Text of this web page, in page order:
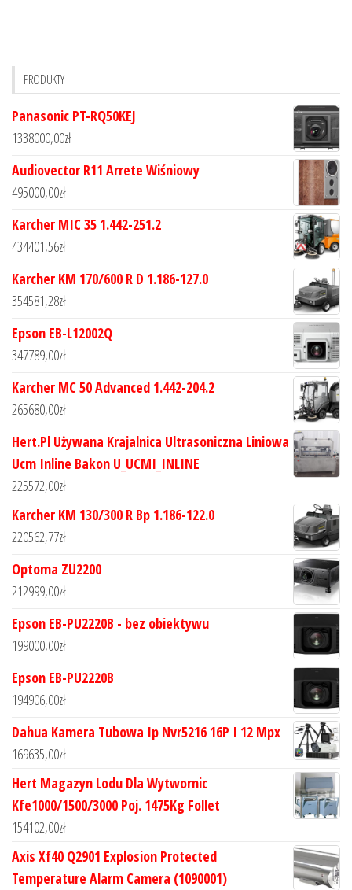
PRODUKTY
Panasonic PT-RQ50KEJ
1338000,00zł
Audiovector R11 Arrete Wiśniowy
495000,00zł
Karcher MIC 35 1.442-251.2
434401,56zł
Karcher KM 170/600 R D 1.186-127.0
354581,28zł
Epson EB-L12002Q
347789,00zł
Karcher MC 50 Advanced 1.442-204.2
265680,00zł
Hert.Pl Używana Krajalnica Ultrasoniczna Liniowa
Ucm Inline Bakon U_UCMI_INLINE
225572,00zł
Karcher KM 130/300 R Bp 1.186-122.0
220562,77zł
Optoma ZU2200
212999,00zł
Epson EB-PU2220B - bez obiektywu
199000,00zł
Epson EB-PU2220B
194906,00zł
Dahua Kamera Tubowa Ip Nvr5216 16P I 12 Mpx
169635,00zł
Hert Magazyn Lodu Dla Wytwornic
Kfe1000/1500/3000 Poj. 1475Kg Follet
154102,00zł
Axis Xf40 Q2901 Explosion Protected
Temperature Alarm Camera (1090001)